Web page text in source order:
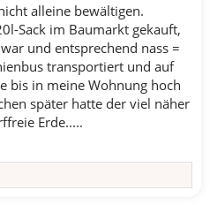
alleine bewältigen.
Sack im Baumarkt gekauft,
und entsprechend nass =
transportiert und auf
bis in meine Wohnung hoch
später hatte der viel näher
Erde.....